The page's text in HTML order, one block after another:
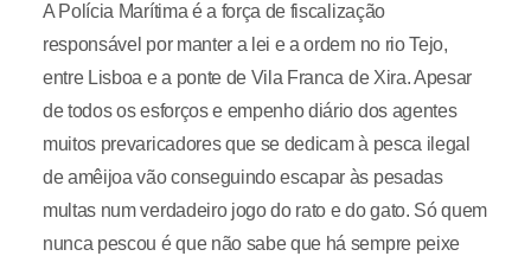
A Polícia Marítima é a força de fiscalização
responsável por manter a lei e a ordem no rio Tejo,
entre Lisboa e a ponte de Vila Franca de Xira. Apesar
de todos os esforços e empenho diário dos agentes
muitos prevaricadores que se dedicam à pesca ilegal
de amêijoa vão conseguindo escapar às pesadas
multas num verdadeiro jogo do rato e do gato. Só quem
nunca pescou é que não sabe que há sempre peixe